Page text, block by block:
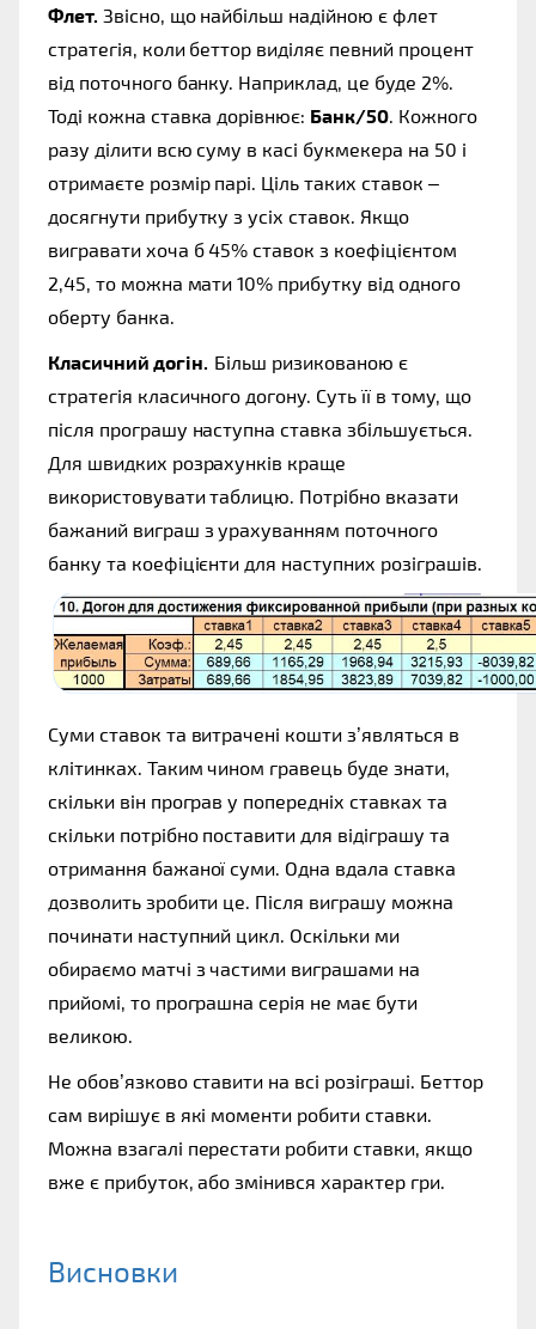
Флет. Звісно, що найбільш надійною є флет
стратегія, коли беттор виділяє певний процент
від поточного банку. Наприклад, це буде 2%.
Тоді кожна ставка дорівнює: Банк/50. Кожного
разу ділити всю суму в касі букмекера на 50 і
отримаєте розмір парі. Ціль таких ставок –
досягнути прибутку з усіх ставок. Якщо
вигравати хоча б 45% ставок з коефіцієнтом
2,45, то можна мати 10% прибутку від одного
оберту банка.
Класичний догін. Більш ризикованою є
стратегія класичного догону. Суть її в тому, що
після програшу наступна ставка збільшується.
Для швидких розрахунків краще
використовувати таблицю. Потрібно вказати
бажаний виграш з урахуванням поточного
банку та коефіцієнти для наступних розіграшів.
Суми ставок та витрачені кошти з’являться в
клітинках. Таким чином гравець буде знати,
скільки він програв у попередніх ставках та
скільки потрібно поставити для відіграшу та
отримання бажаної суми. Одна вдала ставка
дозволить зробити це. Після виграшу можна
починати наступний цикл. Оскільки ми
обираємо матчі з частими виграшами на
прийомі, то програшна серія не має бути
великою.
Не обов’язково ставити на всі розіграші. Беттор
сам вирішує в які моменти робити ставки.
Можна взагалі перестати робити ставки, якщо
вже є прибуток, або змінився характер гри.
Висновки